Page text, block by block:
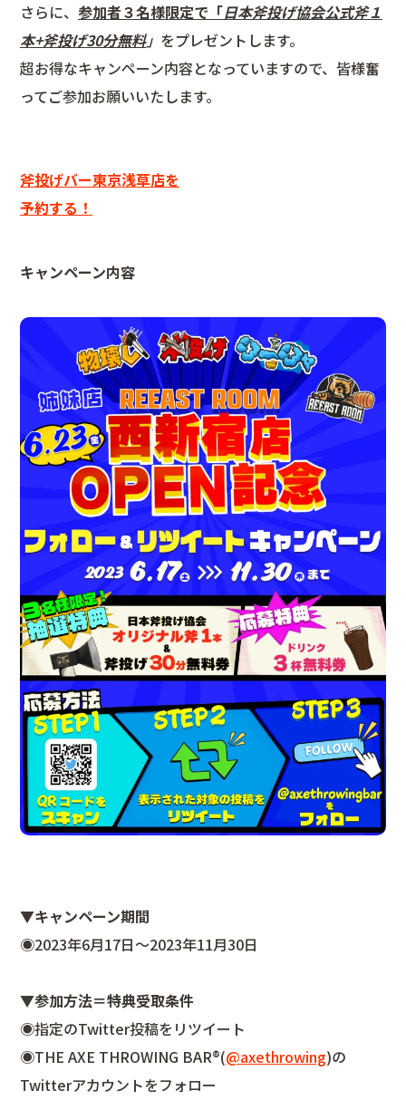
さらに、 参加者３名様限定で「日本斧投げ協会公式斧１
本+斧投げ30分無料」 をプレゼントします。
超お得なキャンペーン内容となっていますので、皆様奮
ってご参加お願いいたします。
斧投げバー東京浅草店を
予約する！
キャンペーン内容
▼キャンペーン期間
◉2023年6月17日〜2023年11月30日
▼参加方法＝特典受取条件
◉指定のTwitter投稿をリツイート
◉THE AXE THROWING BAR®︎(@axethrowing)の
Twitterアカウントをフォロー